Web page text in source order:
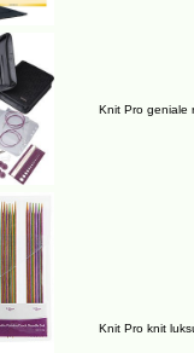
Knit Pro geniale
Knit Pro knit